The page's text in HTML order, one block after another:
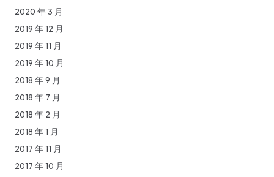
2020 年 3 月
2019 年 12 月
2019 年 11 月
2019 年 10 月
2018 年 9 月
2018 年 7 月
2018 年 2 月
2018 年 1 月
2017 年 11 月
2017 年 10 月